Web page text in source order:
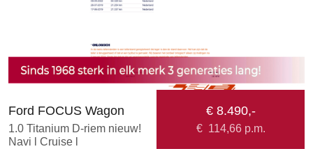
Ford FOCUS Wagon
1.0 Titanium D-riem nieuw!
Navi l Cruise l
€ 8.490,-
€ 114,66p.m.